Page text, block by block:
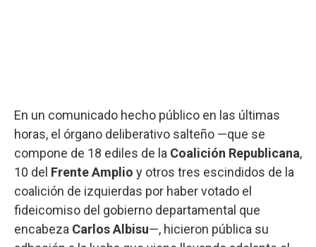
En un comunicado hecho público en las últimas
horas, el órgano deliberativo salteño —que se
compone de 18 ediles de la Coalición Republicana,
10 del Frente Amplio y otros tres escindidos de la
coalición de izquierdas por haber votado el
fideicomiso del gobierno departamental que
encabeza Carlos Albisu—, hicieron pública su